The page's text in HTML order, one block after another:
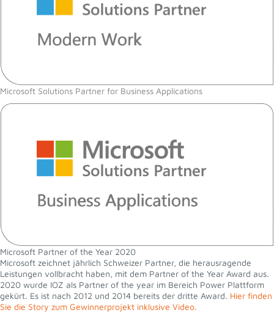
Microsoft Solutions Partner for Business Applications
Microsoft Partner of the Year 2020
Microsoft zeichnet jährlich Schweizer Partner, die herausragende
Leistungen vollbracht haben, mit dem Partner of the Year Award aus.
2020 wurde IOZ als Partner of the year im Bereich Power Plattform
gekürt. Es ist nach 2012 und 2014 bereits der dritte Award. Hier finden
Sie die Story zum Gewinnerprojekt inklusive Video.